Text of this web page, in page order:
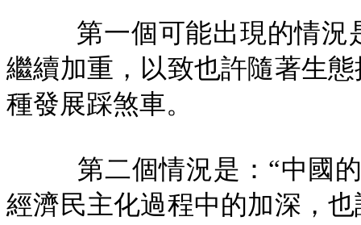
第一個可能出現的情況
繼續加重，以致也許隨著生
種發展踩煞車。
第二個情況是：“中國
經濟民主化過程中的加深，